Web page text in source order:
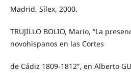
Madrid, Sílex, 2000.
TRUJILLO BOLIO, Mario, “La
novohispanos en las Cortes
de Cádiz 1809-1812”, en Alberto